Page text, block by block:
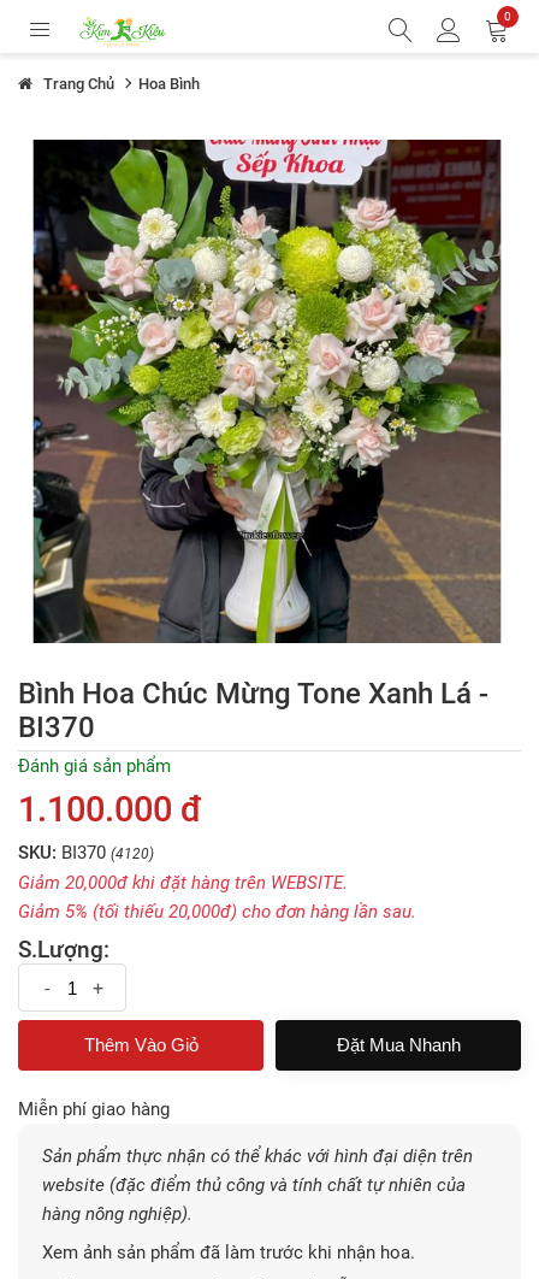
0
Trang Chủ Hoa Bình
Bình Hoa Chúc Mừng Tone Xanh Lá -
BI370
Đánh giá sản phẩm
1.100.000 đ
SKU: BI370 (4120)
Giảm 20,000đ khi đặt hàng trên WEBSITE.
Giảm 5% (tối thiếu 20,000đ) cho đơn hàng lần sau.
S.Lượng:
- +
Đặt Mua Nhanh
Miễn phí giao hàng
Sản phẩm thực nhận có thể khác với hình đại diện trên
website (đặc điểm thủ công và tính chất tự nhiên của
hàng nông nghiệp).
Xem ảnh sản phẩm đã làm trước khi nhận hoa.